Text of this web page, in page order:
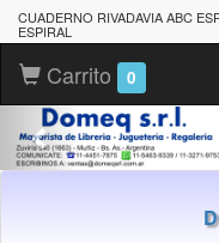
CUADERNO RIVADAVIA ABC
ESPIRAL
Carrito 0